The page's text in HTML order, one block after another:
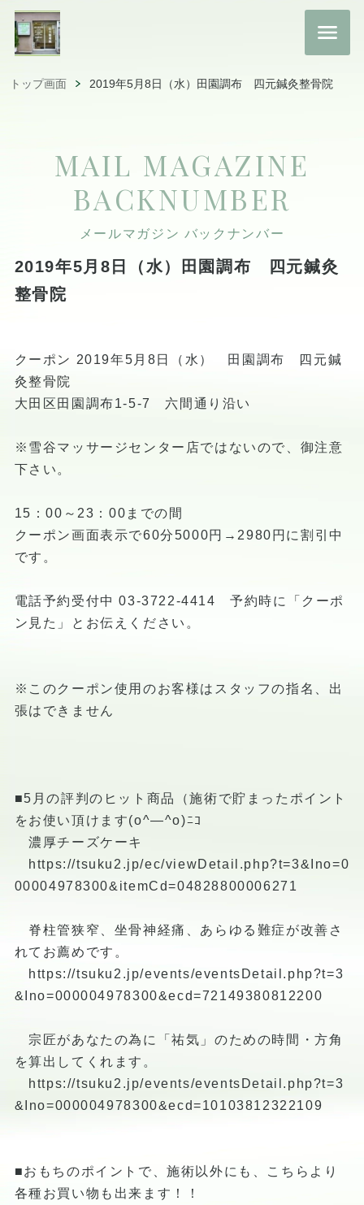
トップ画面 2019年5月8日（水）田園調布 四元鍼灸整骨院
MAIL MAGAZINE
BACKNUMBER
メールマガジン バックナンバー
2019年5月8日（水）田園調布 四元鍼灸
整骨院
クーポン 2019年5月8日（水） 田園調布 四元鍼
灸整骨院
大田区田園調布1-5-7 六間通り沿い
※雪谷マッサージセンター店ではないので、御注意
下さい。
15：00～23：00までの間
クーポン画面表示で60分5000円→2980円に割引中
です。
電話予約受付中 03-3722-4414 予約時に「クーポ
ン見た」とお伝えください。
※このクーポン使用のお客様はスタッフの指名、出
張はできません
■5月の評判のヒット商品（施術で貯まったポイント
をお使い頂けます(o^―^o)ﾆｺ
濃厚チーズケーキ
https://tsuku2.jp/ec/viewDetail.php?t=3&Ino=0
00004978300&itemCd=04828800006271
脊柱管狭窄、坐骨神経痛、あらゆる難症が改善さ
れてお薦めです。
https://tsuku2.jp/events/eventsDetail.php?t=3
&Ino=000004978300&ecd=72149380812200
宗匠があなたの為に「祐気」のための時間・方角
を算出してくれます。
https://tsuku2.jp/events/eventsDetail.php?t=3
&Ino=000004978300&ecd=10103812322109
■おもちのポイントで、施術以外にも、こちらより
各種お買い物も出来ます！！